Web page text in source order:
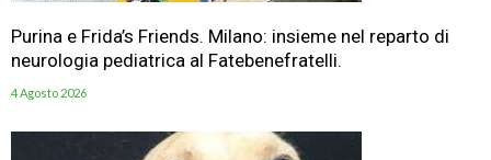
Purina e Frida’s Friends. Milano: insieme nel reparto di
neurologia pediatrica al Fatebenefratelli.
4 Agosto 2026